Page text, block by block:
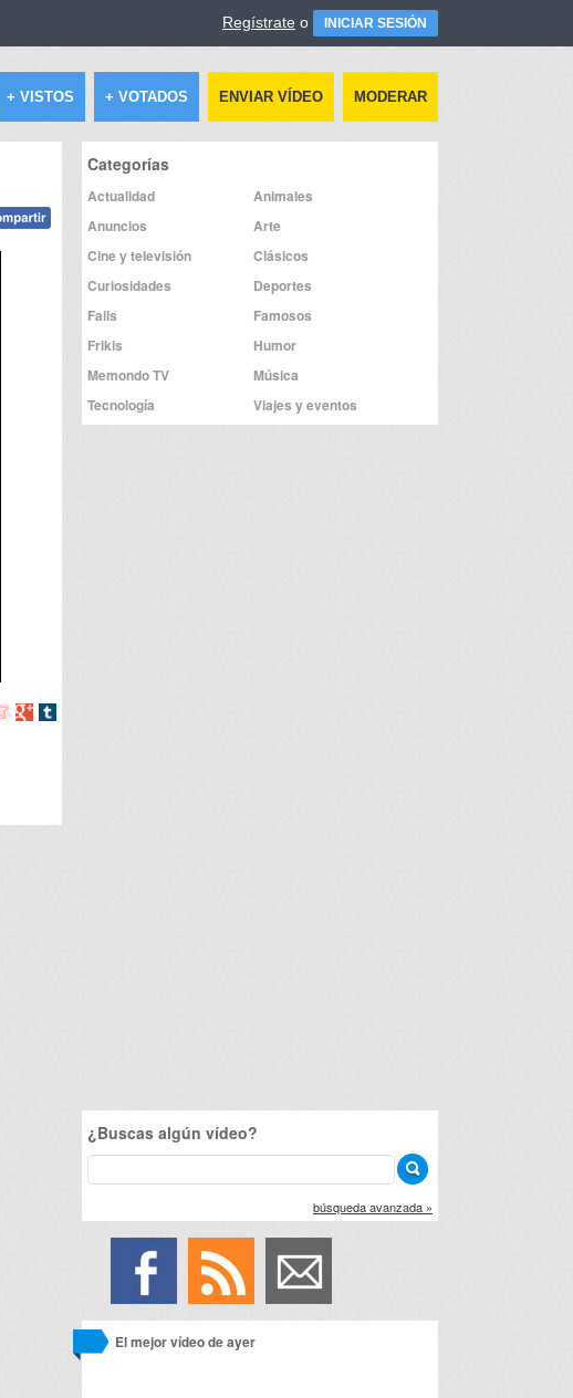
Regístrate o INICIAR SESIÓN
+ VISTOS + VOTADOS ENVIAR VÍDEO MODERAR
Compartir
Compartir
Compartir
Categorías
Actualidad
Animales
Anuncios
Arte
Cine y televisión
Clásicos
Curiosidades
Deportes
Fails
Famosos
Frikis
Humor
Memondo TV
Música
Tecnología
Viajes y eventos
¿Buscas algún vídeo?
búsqueda avanzada »
El mejor vídeo de ayer